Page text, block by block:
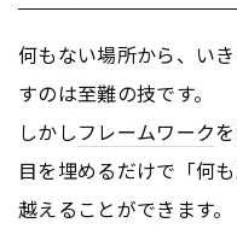
何もない場所から、い
すのは至難の技です。
しかしフレームワーク
目を埋めるだけで「何
越えることができます。